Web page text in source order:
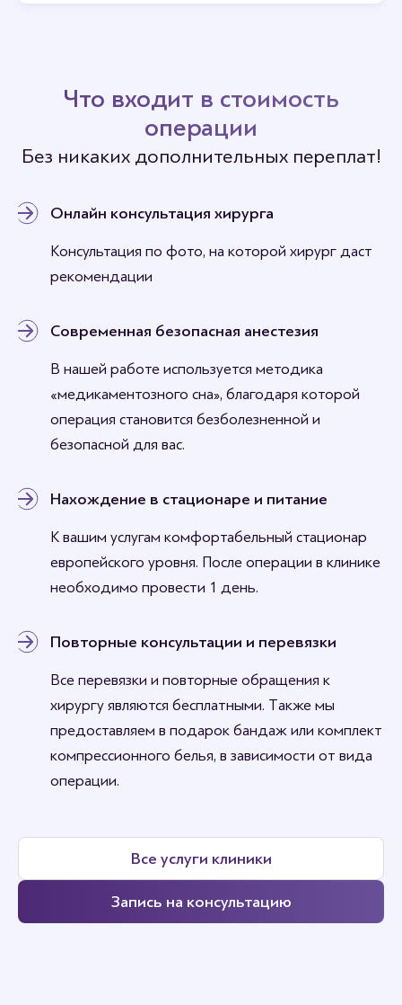
Что входит в стоимость
операции
Без никаких дополнительных переплат!
Онлайн консультация хирурга
Консультация по фото, на которой хирург даст
рекомендации
Современная безопасная анестезия
В нашей работе используется методика
«медикаментозного сна», благодаря которой
операция становится безболезненной и
безопасной для вас.
Нахождение в стационаре и питание
К вашим услугам комфортабельный стационар
европейского уровня. После операции в клинике
необходимо провести 1 день.
Повторные консультации и перевязки
Все перевязки и повторные обращения к
хирургу являются бесплатными. Также мы
предоставляем в подарок бандаж или комплект
компрессионного белья, в зависимости от вида
операции.
Все услуги клиники
Запись на консультацию